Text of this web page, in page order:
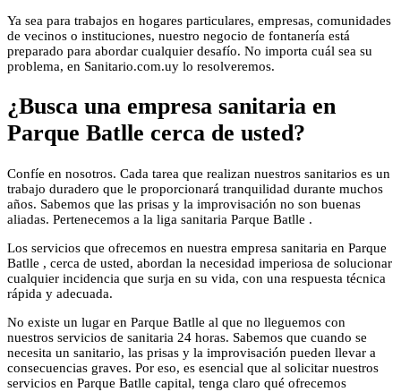
Ya sea para trabajos en hogares particulares, empresas, comunidades
de vecinos o instituciones, nuestro negocio de fontanería está
preparado para abordar cualquier desafío. No importa cuál sea su
problema, en Sanitario.com.uy lo resolveremos.
¿Busca una empresa sanitaria en
Parque Batlle cerca de usted?
Confíe en nosotros. Cada tarea que realizan nuestros sanitarios es un
trabajo duradero que le proporcionará tranquilidad durante muchos
años. Sabemos que las prisas y la improvisación no son buenas
aliadas. Pertenecemos a la liga sanitaria Parque Batlle .
Los servicios que ofrecemos en nuestra empresa sanitaria en Parque
Batlle , cerca de usted, abordan la necesidad imperiosa de solucionar
cualquier incidencia que surja en su vida, con una respuesta técnica
rápida y adecuada.
No existe un lugar en Parque Batlle al que no lleguemos con
nuestros servicios de sanitaria 24 horas. Sabemos que cuando se
necesita un sanitario, las prisas y la improvisación pueden llevar a
consecuencias graves. Por eso, es esencial que al solicitar nuestros
servicios en Parque Batlle capital, tenga claro qué ofrecemos